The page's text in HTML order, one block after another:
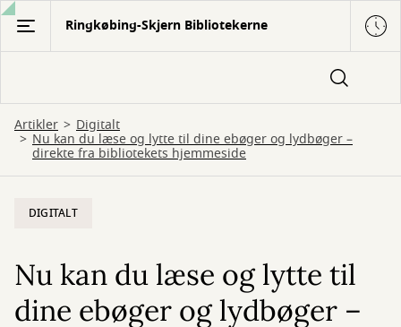
Gå
hovedindhold
Ringkøbing-Skjern Bibliotekerne
Artikler Digitalt
Nu kan du læse og lytte til dine ebøger og lydbøger –
direkte fra bibliotekets hjemmeside
DIGITALT
Nu kan du læse og lytte til
dine ebøger og lydbøger –